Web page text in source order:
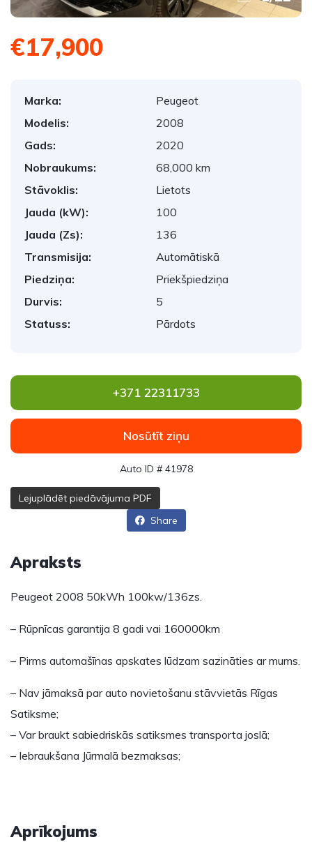
€17,900
Marka:
Peugeot
Modelis:
2008
Gads:
2020
Nobraukums:
68,000 km
Stāvoklis:
Lietots
Jauda (kW):
100
Jauda (Zs):
136
Transmisija:
Automātiskā
Piedziņa:
Priekšpiedziņa
Durvis:
5
Statuss:
Pārdots
+371 22311733
Nosūtīt ziņu
Auto ID # 41978
Lejuplādēt piedāvājuma PDF
Share
Apraksts
Peugeot 2008 50kWh 100kw/136zs.
– Rūpnīcas garantija 8 gadi vai 160000km
– Pirms automašīnas apskates lūdzam sazināties ar mums.
– Nav jāmaksā par auto novietošanu stāvvietās Rīgas
Satiksme;
– Var braukt sabiedriskās satiksmes transporta joslā;
– Iebraukšana Jūrmalā bezmaksas;
Aprīkojums